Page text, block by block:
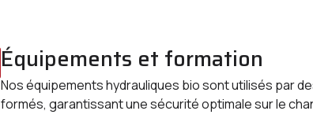
Équipements et formation
Nos équipements hydrauliques bio sont utilisés par
formés, garantissant une sécurité optimale sur le